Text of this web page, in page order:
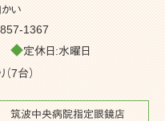
かい
1367
◆定休日:水曜日
7台）
筑波中央病院指定眼鏡店